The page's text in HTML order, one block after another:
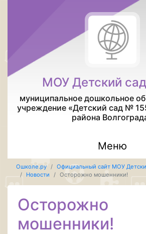
МОУ Детский
муниципальное дошкольное
учреждение «Детский сад №
района
Меню
Ошколе.ру
Официальный сайт МОУ
Новости
Осторожно мошенники!
Осторожно
мошенники!